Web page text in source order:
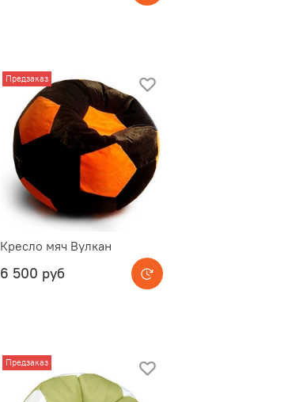
Предзаказ
Кресло мяч Вулкан
6 500 руб
Предзаказ